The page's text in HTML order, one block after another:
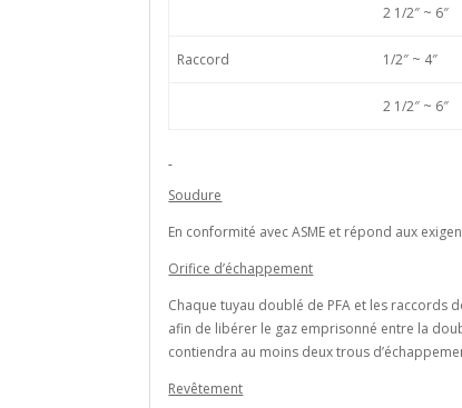
2 1/2″ ~ 6″
Raccord 1/2″ ~ 4″
2 1/2″ ~ 6″
Soudure
En conformité avec ASME et répond aux
Orifice d’échappement
Chaque tuyau doublé de PFA et les raccords
afin de libérer le gaz emprisonné entre la
contiendra au moins deux trous
Revêtement